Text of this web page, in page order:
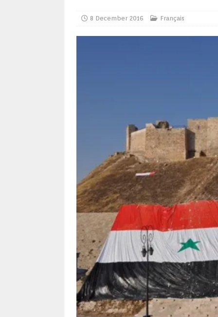
8 December 2016 Français